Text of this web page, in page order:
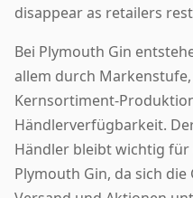
disappear as retailers
Bei Plymouth Gin
allem durch
Kernsortiment-
Händlerverfügbarkeit.
Händler bleibt wichtig für
Plymouth Gin, da sich